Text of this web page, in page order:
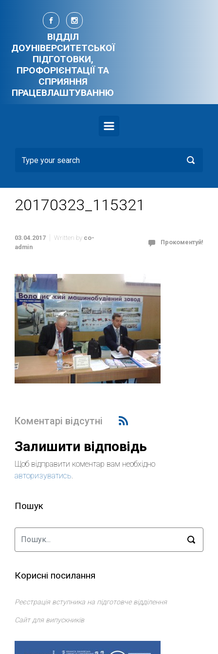
Skip to main content
ВІДДІЛ
ДОУНІВЕРСИТЕТСЬКОЇ
ПІДГОТОВКИ,
ПРОФОРІЄНТАЦІЇ ТА
СПРИЯННЯ
ПРАЦЕВЛАШТУВАННЮ
20170323_115321
03.04.2017 Written by co-
admin
Прокоментуй!
Коментарі відсутні
Залишити відповідь
Щоб відправити коментар вам необхідно
авторизуватись.
Пошук
Корисні посилання
Реєстрація вступника на підготовче відділення
Сайт для випускників